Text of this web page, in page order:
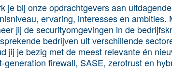
je bij onze opdrachtgevers aan
ervaring, interesses en
jij de securityomgevingen in de
bedrijven uit verschillende
jij je bezig met de meest relevante én
generation firewall, SASE, zerotrust en